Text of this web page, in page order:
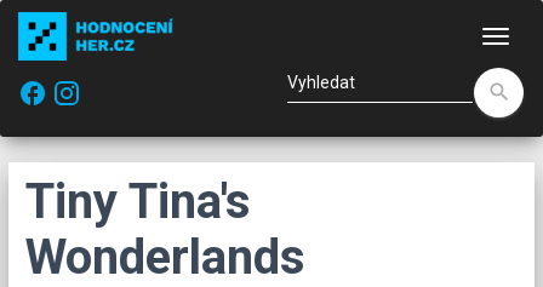
facebook
search
Tiny Tina's
Wonderlands